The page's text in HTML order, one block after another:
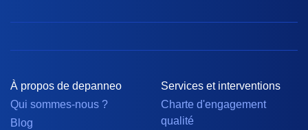
À propos de depanneo
Qui sommes-nous ?
Blog
Services et interventions
Charte d'engagement
qualité